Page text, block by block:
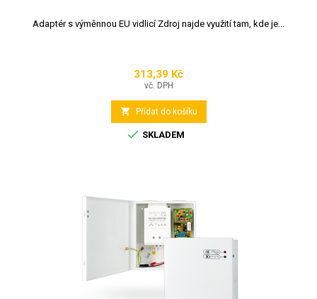
Adaptér s výměnnou EU vidlicí Zdroj najde využití tam, kde je...
Cena
313,39 Kč
vč. DPH
 Přidat do košíku
 SKLADEM